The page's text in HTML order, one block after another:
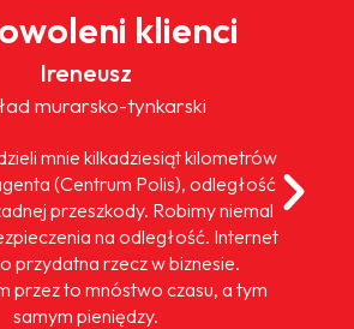
klienci
Ireneusz
murarsko-tynkarski
mnie kilkadziesiąt kilometrów
(Centrum Polis), odległość
przeszkody. Robimy niemal
na odległość. Internet
przydatna rzecz w biznesie.
przez to mnóstwo czasu, a tym
samym pieniędzy.